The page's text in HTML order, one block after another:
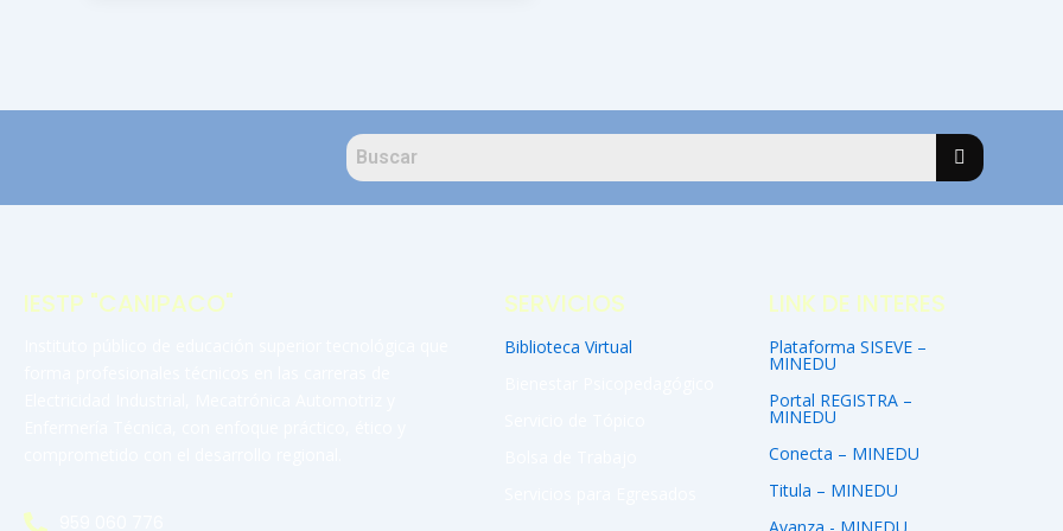
IESTP "CANIPACO" SERVICIOS
Biblioteca Virtual
LINK DE INTERES
Plataforma SISEVE –
MINEDU
Portal REGISTRA –
MINEDU
Conecta – MINEDU
Titula – MINEDU
Avanza - MINEDU